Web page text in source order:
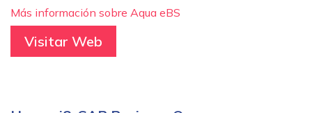
Más información sobre Aqua eBS
Visitar Web